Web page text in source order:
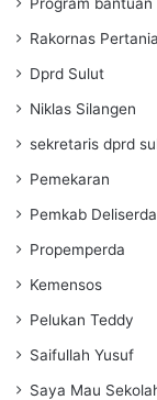
Rakornas
Dprd Sulut
Niklas Silangen
sekretaris dprd
Pemekaran
Pemkab
Propemperda
Kemensos
Pelukan Teddy
Saifullah Yusuf
Saya Mau